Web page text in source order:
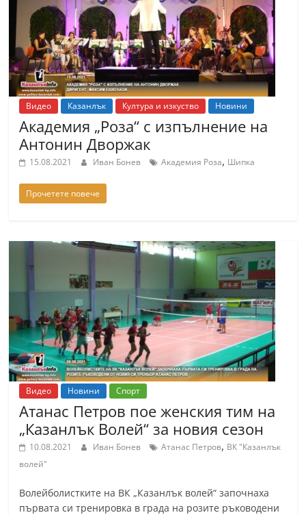
a
l
l
e
r
y
-
k
a
z
a
l
k
c
o
m
Видео Казанлък Култура и изкуство Новини
Академия „Роза“ с изпълнение на
Антонин Дворжак
15.08.2021 Иван Бонев Академия Роза, Шипка
Прочетете повече
Видео Новини Спорт
Атанас Петров пое женския тим на
„Казанлък Волей“ за новия сезон
10.08.2021 Иван Бонев Атанас Петров, ВК "Казанлък
волей"
Волейболистките на ВК „Казанлък волей“ започнаха
първата си тренировка в града на розите ръководени